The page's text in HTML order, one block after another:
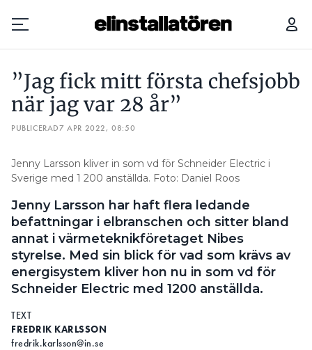
Prenumerera
Hantera prenumeration
Lediga jobb
Annonsera
Läs E-tidningen
Om tidningen
Kontakt
Search for:
”Jag fick mitt första chefsjobb
när jag var 28 år”
PUBLICERAD7 APR 2022, 08:50
Jenny Larsson kliver in som vd för Schneider Electric i
Sverige med 1 200 anställda. Foto: Daniel Roos
Jenny Larsson har haft flera ledande
befattningar i elbranschen och sitter bland
annat i värmeteknikföretaget Nibes
styrelse. Med sin blick för vad som krävs av
energisystem kliver hon nu in som vd för
Schneider Electric med 1200 anställda.
TEXT
FREDRIK KARLSSON
fredrik.karlsson@in.se